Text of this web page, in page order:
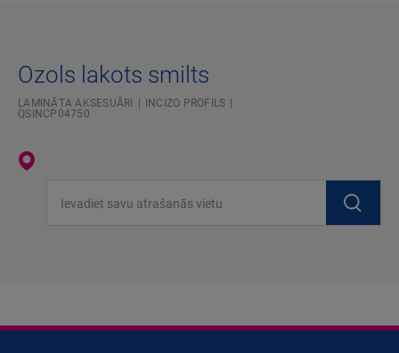
Ozols lakots smilts
LAMINĀTA AKSESUĀRI
INCIZO PROFILS
QSINCP04750